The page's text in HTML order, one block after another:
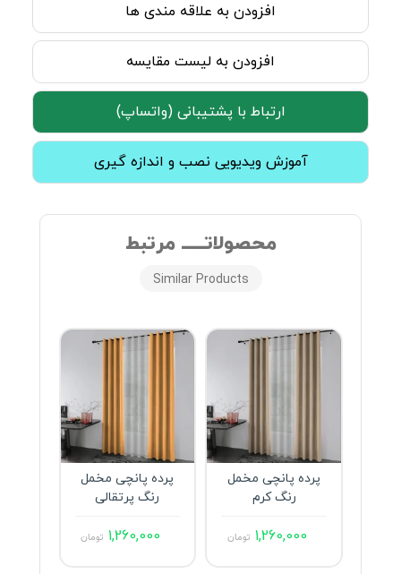
افزودن به علاقه مندی ها
افزودن به لیست مقایسه
ارتباط با پشتیبانی (واتساپ)
آموزش ویدیویی نصب و اندازه گیری
محصولاتـــــ مرتبط
Similar Products
پرده پانچی مخمل
رنگ کرم
1,260,000 تومان
پرده پانچی مخمل
رنگ پرتقالی
1,260,000 تومان